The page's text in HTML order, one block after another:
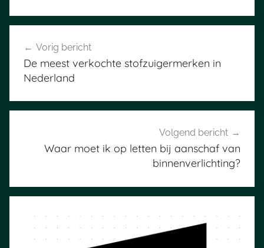
navigatie
Vorig bericht
De meest verkochte stofzuigermerken in
Nederland
Volgend bericht
Waar moet ik op letten bij aanschaf van
binnenverlichting?